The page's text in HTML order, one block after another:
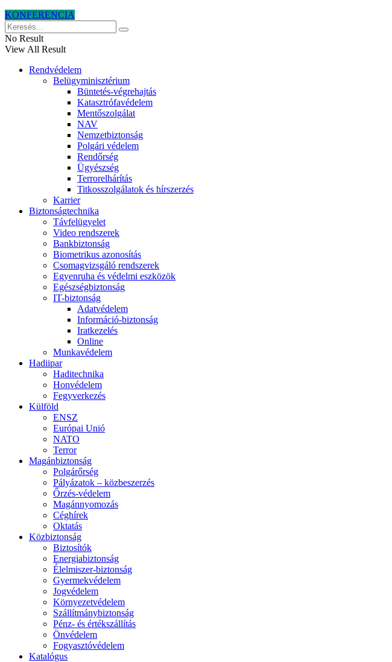
KONFERENCIA
No Result
View All Result
Rendvédelem
Belügyminisztérium
Büntetés-végrehajtás
Katasztrófavédelem
Mentőszolgálat
NAV
Nemzetbiztonság
Polgári védelem
Rendőrség
Ügyészség
Terrorelhárítás
Titkosszolgálatok és hírszerzés
Karrier
Biztonságtechnika
Távfelügyelet
Video rendszerek
Bankbiztonság
Biometrikus azonosítás
Csomagvizsgáló rendszerek
Egyenruha és védelmi eszközök
Egészségbiztonság
IT-biztonság
Adatvédelem
Információ-biztonság
Iratkezelés
Online
Munkavédelem
Hadiipar
Haditechnika
Honvédelem
Fegyverkezés
Külföld
ENSZ
Európai Unió
NATO
Terror
Magánbiztonság
Polgárőrség
Pályázatok – közbeszerzés
Őrzés-védelem
Magánnyomozás
Céghírek
Oktatás
Közbiztonság
Biztosítók
Energiabiztonság
Élelmiszer-biztonság
Gyermekvédelem
Jogvédelem
Környezetvédelem
Szállítmánybiztonság
Pénz- és értékszállítás
Önvédelem
Fogyasztóvédelem
Katalógus